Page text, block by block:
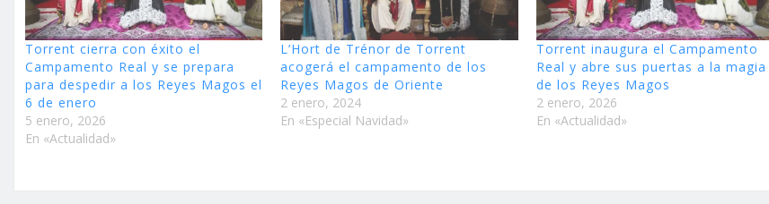
Torrent cierra con éxito el
Campamento Real y se prepara
para despedir a los Reyes Magos el
6 de enero
5 enero, 2026
En «Actualidad»
L’Hort de Trénor de Torrent
acogerá el campamento de los
Reyes Magos de Oriente
2 enero, 2024
En «Especial Navidad»
Torrent inaugura el Campamento
Real y abre sus puertas a la magia
de los Reyes Magos
2 enero, 2026
En «Actualidad»